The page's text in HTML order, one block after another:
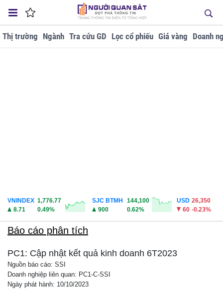
Thị trường Ngành Tra cứu GD Lọc cổ phiếu Giá vàng Doanh
VNINDEX 1,776.77
8.71
0.49%
SJC BTMH
144,100
900
0.62%
USD 26,350
60 -0.23%
Báo cáo phân tích
PC1: Cập nhật kết quả kinh doanh 6T2023
Nguồn báo cáo: SSI
Doanh nghiệp liên quan: PC1-C-SSI
Ngày phát hành: 10/10/2023